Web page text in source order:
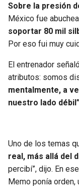
Sobre la presión
México fue
soportar 80 mil
Por eso fui muy
El entrenador
atributos: somos
mentalmente, a
nuestro lado
Uno de los temas
real, más allá del
percibí”, dijo. En
Memo ponía orden,